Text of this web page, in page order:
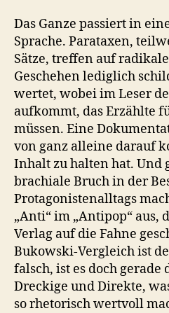
Das Ganze passiert in
Sprache. Parataxen,
Sätze, treffen auf
Geschehen lediglich
wertet, wobei im Leser
aufkommt, das Erzählte
müssen. Eine
von ganz alleine darauf
Inhalt zu halten hat. Und
brachiale Bruch in der
Protagonistenalltags
„Anti“ im „Antipop“ aus,
Verlag auf die Fahne
Bukowski-Vergleich ist
falsch, ist es doch gerade
Dreckige und Direkte,
so rhetorisch wertvoll